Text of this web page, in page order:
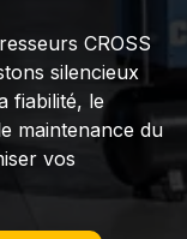
CROSS
silencieux
fiabilité, le
maintenance du
vos